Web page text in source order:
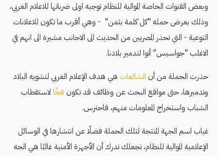
وبعض القنوات الخاصة الموالية للنظام توجيه اولى ضرباتها للاعلام الغربي،
وذلك بعرض حمله "كل كلمة بثمن" - وهي أقرب ما تكون للاعلانات
التوعية - التي تحذر المصريين من الحديث الى الاجانب مشيرة الى انهم في
الاغلب "جواسيس" أتوا لتدمير بلادنا.
حذرت الحملة من أن الشائعات هي هدف الإعلام الغربي لتشويه البلاد
وتدميرها، حتى مواقع البحث عن وظائف قد تكون فخًا لاستقطاب
الشباب واستخراج المعلومات منهم، فاحترس.
غياب اسم الجهة المنتجة لتلك الحملة فضلّا عن انتشارها في الوسائل
الإعلامية الموالية للنظام، تجعلك تدرك أن الأجهزة الأمنية غالبًا هي الجه